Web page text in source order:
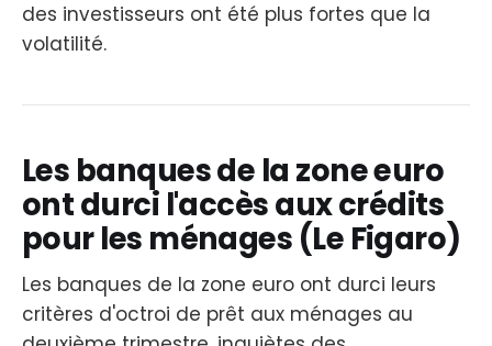
des investisseurs ont été plus fortes que la
volatilité.
Les banques de la zone euro
ont durci l'accès aux crédits
pour les ménages (Le Figaro)
Les banques de la zone euro ont durci leurs
critères d'octroi de prêt aux ménages au